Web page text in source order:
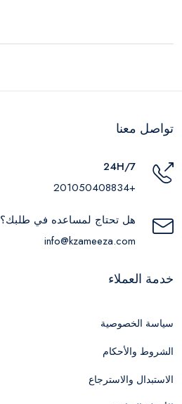
تواصل معنا
24H/7
+201050408834
هل تحتاج لمساعده في طلبك؟
info@kzameeza.com
خدمة العملاء
سياسة الخصوصية
الشروط والأحكام
الاستبدال والاسترجاع